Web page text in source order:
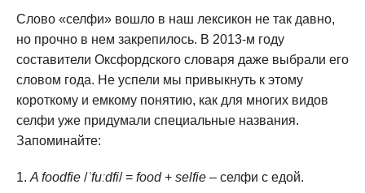
Слово «селфи» вошло в наш лексикон не так давно,
но прочно в нем закрепилось. В 2013-м году
составители Оксфордского словаря даже выбрали его
словом года. Не успели мы привыкнуть к этому
короткому и емкому понятию, как для многих видов
селфи уже придумали специальные названия.
Запоминайте:
A foodfie /ˈfuːdfi/ = food+ selfie – селфи с едой.